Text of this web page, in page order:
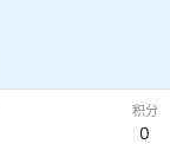
积分
0